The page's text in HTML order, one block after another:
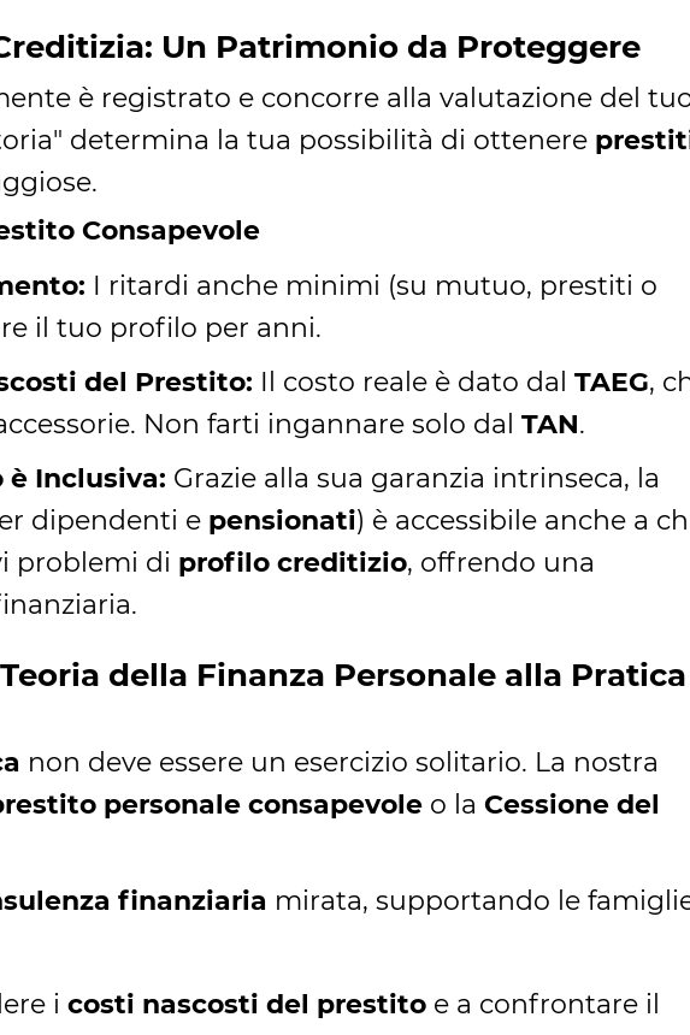
Un Patrimonio da Proteggere
è registrato e concorre alla valutazione del
determina la tua possibilità di ottenere
Consapevole
I ritardi anche minimi (su mutuo, prestiti o
il tuo profilo per anni.
del Prestito: Il costo reale è dato dal TAEG,
Non farti ingannare solo dal TAN.
è Inclusiva: Grazie alla sua garanzia intrinseca, la
dipendenti e pensionati) è accessibile anche a
problemi di profilo creditizio, offrendo una
della Finanza Personale alla Pratica
non deve essere un esercizio solitario. La nostra
personale consapevole o la Cessione del
finanziaria mirata, supportando le
i costi nascosti del prestito e a confrontare il